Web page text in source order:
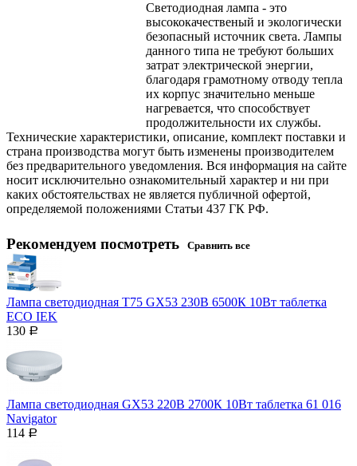
Светодиодная лампа - это
высококачественый и экологически
безопасный источник света. Лампы
данного типа не требуют больших
затрат электрической энергии,
благодаря грамотному отводу тепла
их корпус значительно меньше
нагревается, что способствует
продолжительности их службы.
Технические характеристики, описание, комплект поставки и
страна производства могут быть изменены производителем
без предварительного уведомления. Вся информация на сайте
носит исключительно ознакомительный характер и ни при
каких обстоятельствах не является публичной офертой,
определяемой положениями Статьи 437 ГК РФ.
Рекомендуем посмотреть Сравнить все
Лампа светодиодная T75 GX53 230В 6500К 10Вт таблетка
ECO IEK
130 Р
Лампа светодиодная GX53 220В 2700К 10Вт таблетка 61 016
Navigator
114 Р